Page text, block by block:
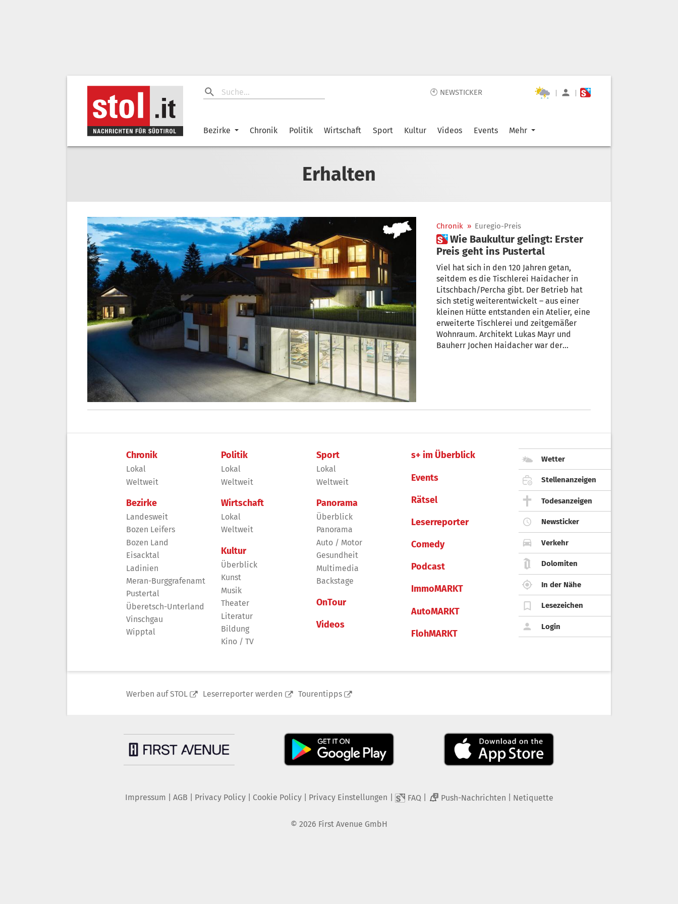
🕙 NEWSTICKER | |
Bezirke Chronik Politik Wirtschaft Sport Kultur Videos Events Mehr
Erhalten
Chronik » Euregio-Preis
 Wie Baukultur gelingt: Erster
Preis geht ins Pustertal
Viel hat sich in den 120 Jahren getan,
seitdem es die Tischlerei Haidacher in
Litschbach/Percha gibt. Der Betrieb hat
sich stetig weiterentwickelt – aus einer
kleinen Hütte entstanden ein Atelier, eine
erweiterte Tischlerei und zeitgemäßer
Wohnraum. Architekt Lukas Mayr und
Bauherr Jochen Haidacher war der
Chronik
Lokal
Weltweit
Bezirke
Landesweit
Bozen Leifers
Bozen Land
Eisacktal
Ladinien
Meran-Burggrafenamt
Pustertal
Überetsch-Unterland
Vinschgau
Wipptal
Politik
Lokal
Weltweit
Wirtschaft
Lokal
Weltweit
Kultur
Überblick
Kunst
Musik
Theater
Literatur
Bildung
Kino / TV
Sport
Lokal
Weltweit
Panorama
Überblick
Panorama
Auto / Motor
Gesundheit
Multimedia
Backstage
OnTour
Videos
s+ im Überblick
Events
Rätsel
Leserreporter
Comedy
Podcast
ImmoMARKT
AutoMARKT
FlohMARKT
Wetter
Stellenanzeigen
Todesanzeigen
Newsticker
Verkehr
Dolomiten
In der Nähe
Lesezeichen
Login
Werben auf STOL Leserreporter werden Tourentipps
Impressum AGB Privacy Policy| Cookie Policy| Privacy Einstellungen FAQ 2 Push-Nachrichten Netiquette
© 2026 First Avenue GmbH